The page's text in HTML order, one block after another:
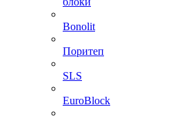
Bonolit
Поритеп
SLS
EuroBlock